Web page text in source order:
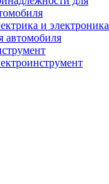
и электроника
автомобиля